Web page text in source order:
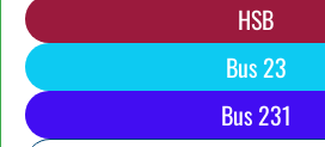
HSB
Bus 23
Bus 231